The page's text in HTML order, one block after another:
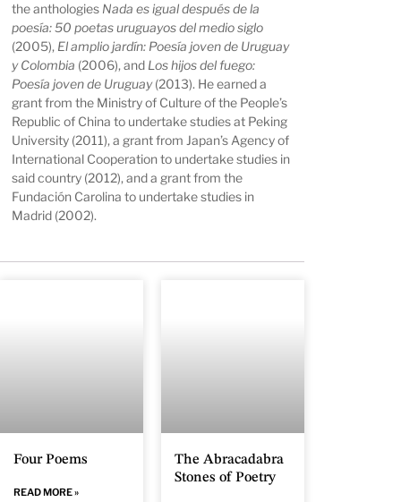
the anthologies Nada es igual después de la
poesía: 50 poetas uruguayos del medio siglo
(2005), El amplio jardín: Poesía joven de Uruguay
y Colombia (2006), and Los hijos del fuego:
Poesía joven de Uruguay(2013). He earned a
grant from the Ministry of Culture of the People’s
Republic of China to undertake studies at Peking
University (2011), a grant from Japan’s Agency of
International Cooperation to undertake studies in
said country (2012), and a grant from the
Fundación Carolina to undertake studies in
Madrid (2002).
Four Poems
READ MORE »
The Abracadabra
Stones of Poetry